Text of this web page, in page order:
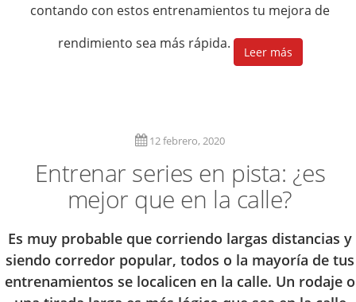
contando con estos entrenamientos tu mejora de
rendimiento sea más rápida.
Leer más
12 febrero, 2020
Entrenar series en pista: ¿es
mejor que en la calle?
Es muy probable que corriendo largas distancias y
siendo corredor popular, todos o la mayoría de tus
entrenamientos se localicen en la calle. Un rodaje o